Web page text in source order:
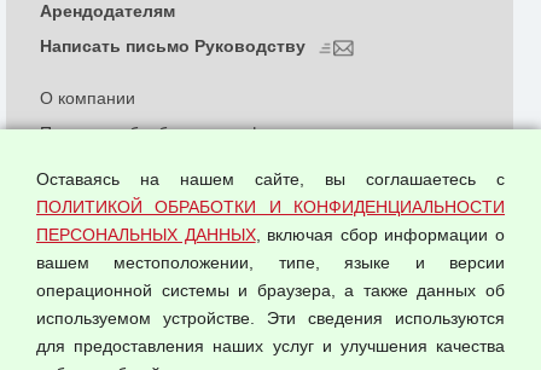
© 2026 ООО "Феникс"
О компании
Политика обработки и конфиденциальности
Согласием на обработку персональных данных
Оферта оптовой купли-продажи
Публичная оферта
Арендодателям
Написать письмо Руководству
Оставаясь на нашем сайте, вы соглашаетесь с
ПОЛИТИКОЙ ОБРАБОТКИ И КОНФИДЕНЦИАЛЬНОСТИ
ПЕРСОНАЛЬНЫХ ДАННЫХ, включая сбор информации о
вашем местоположении, типе, языке и версии
операционной системы и браузера, а также данных об
используемом устройстве. Эти сведения используются
для предоставления наших услуг и улучшения качества